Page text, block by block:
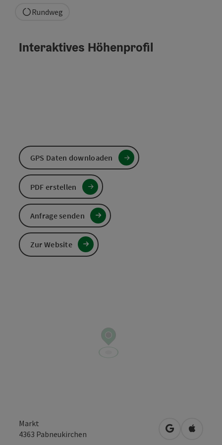
Rundweg
Markt
4363 Pabneukirchen in Google
in
Interaktives Höhenprofil
GPS Daten downloaden
PDF erstellen
Anfrage senden
Zur Website